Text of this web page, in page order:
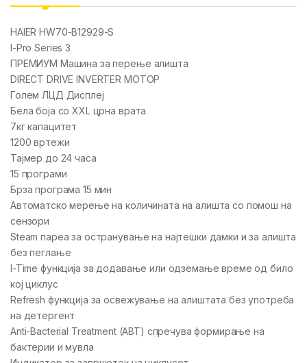
HAIER HW70-B12929-S
I-Pro Series 3
ПРЕМИУМ Машина за перење алишта
DIRECT DRIVE INVERTER МОТОР
Голем ЛЦД Дисплеј
Бела боја со XXL црна врата
7кг капацитет
1200 вртежи
Тајмер до 24 часа
15 програми
Брза програма 15 мин
Автоматско мерење на количината на алишта со помош на
сензори
Steam пареа за остранување на најтешки дамки и за алишта
без пеглање
I-Time функција за додавање или одземање време од било
кој циклус
Refresh функција за освежување на алиштата без употреба
на детергент
Anti-Bacterial Treatment (ABT) спречува формирање на
бактерии и мувла